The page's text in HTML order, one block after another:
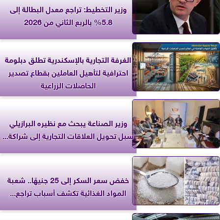
وزير التخطيط: تراجع معدل البطالة إلى
5.8% بالربع الثاني من 2026
الغرفة التجارية بالإسكندرية تطلق دبلومة
احترافية لتأهيل العاملين بقطاع تصدير
الحاصلات الزراعية
وزير الصناعة يبحث مع نظيره البرازيلي
سبل تحويل العلاقات التجارية إلى شراكة...
خفض سعر السكر إلى 25 جنيهًا.. شعبة
المواد الغذائية تكشف أسباب تراجع...